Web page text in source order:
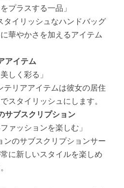
プラスする一品」
タイリッシュなハンドバッグ
華やかさを加えるアイテム
アイテム
しく彩る」
テリアアイテムは彼女の居住
スタイリッシュにします。
サブスクリプション
ァッションを楽しむ」
ンのサブスクリプションサー
に新しいスタイルを楽しめ